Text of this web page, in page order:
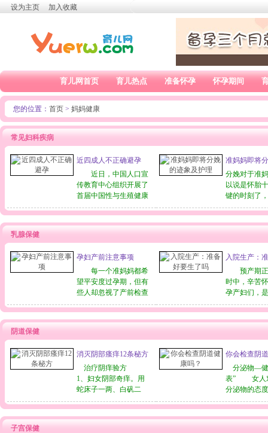
设为主页 加入收藏
育儿网首页 育儿热点 准备怀孕 怀孕期间
您的位置： 首页 > 妈妈健康
常见妇科疾病
近四成人不正确避孕
近日，中国人口宣
传教育中心组织开展了
首届中国性与生殖健康
网络调查大型网络活
动，结果表明，公众对
科学生殖健康知识普遍
区，特别是不正确的避
孕方式，对女性健康带
来
准妈妈即将
及护理
分娩对于准
以说是怀胎
键的时刻了
地了解即将
和及时采取
措施则又应
全，也涉及
顺利出生。
——
乳腺保健
孕妇产前注意事项
每一个准妈妈都希
望平安度过孕期，但有
些人却忽视了产前检查
和自我监护，出现异常
情况未能及时诊治，以
致延误病情。近日，记
副主任和省妇幼保健院
产二科赵三存主任。
入院生产：
预产期正
时中，辛苦
孕产妇们，
好迎接新生
呢？别忘了
要的事，就
解医护设施
的使用程序
让
阴道保健
消灭阴部瘙痒12条秘方
治疗阴痒验方
1、妇女阴部奇痒。用
蛇床子一两、白矾二
钱，煎汤常洗。
2、阴部温痒。用甘草
煎汤，一天洗三、五
你会检查阴
分泌物—健
表” 女人
分泌物的态
个极端：要
裤上的痕迹
要么就为了
子宫保健